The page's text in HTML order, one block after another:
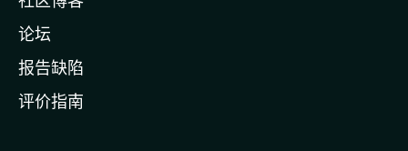
论坛
报告缺陷
评价指南